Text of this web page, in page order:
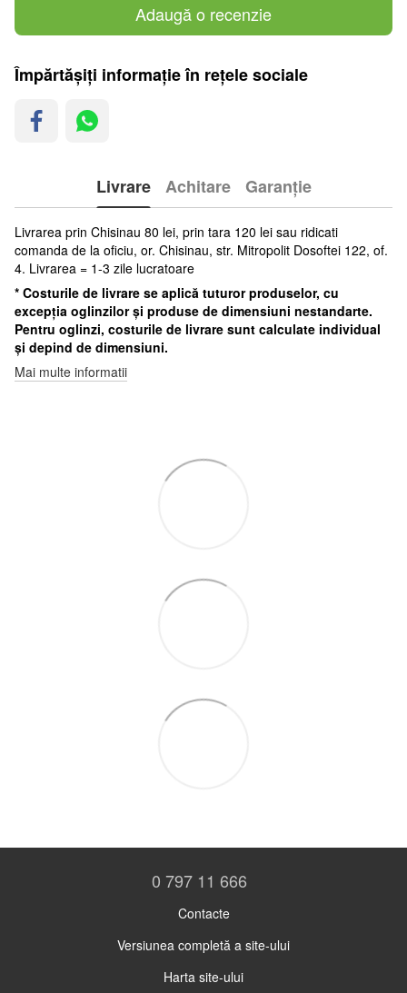
Adaugă o recenzie
Împărtășiți informație în rețele sociale
Livrare Achitare Garanție
Livrarea prin Chisinau 80 lei, prin tara 120 lei sau ridicati
comanda de la oficiu, or. Chisinau, str. Mitropolit Dosoftei 122, of.
4. Livrarea = 1-3 zile lucratoare
* Costurile de livrare se aplică tuturor produselor, cu
excepția oglinzilor și produse de dimensiuni nestandarte.
Pentru oglinzi, costurile de livrare sunt calculate individual
și depind de dimensiuni.
Mai multe informatii
0 797 11 666
Contacte
Versiunea completă a site-ului
Harta site-ului